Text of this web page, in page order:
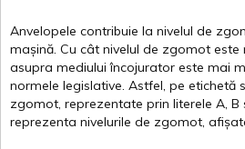
Anvelopele contribuie la nivelul de
mașină. Cu cât nivelul de zgomot este
asupra mediului încojurator este mai
normele legislative. Astfel, pe etichetă
zgomot, reprezentate prin literele A, B
reprezenta nivelurile de zgomot,